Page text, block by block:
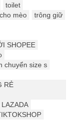
toilet
mèo
trông giữ
SHOPEE
chuyển size s
RẺ